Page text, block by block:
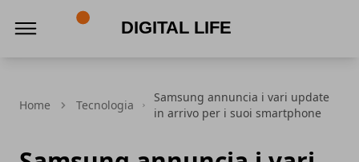
Home Tecnologia
Samsung annuncia i vari update
in arrivo per i suoi smartphone